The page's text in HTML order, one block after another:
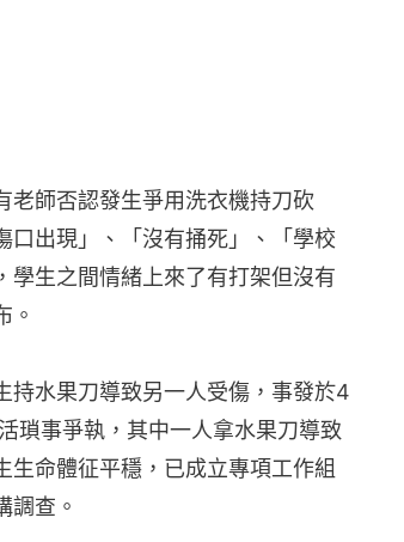
調查。
竟在鱷魚口中尋回遺體
助警破案 下場卻極慘淡…